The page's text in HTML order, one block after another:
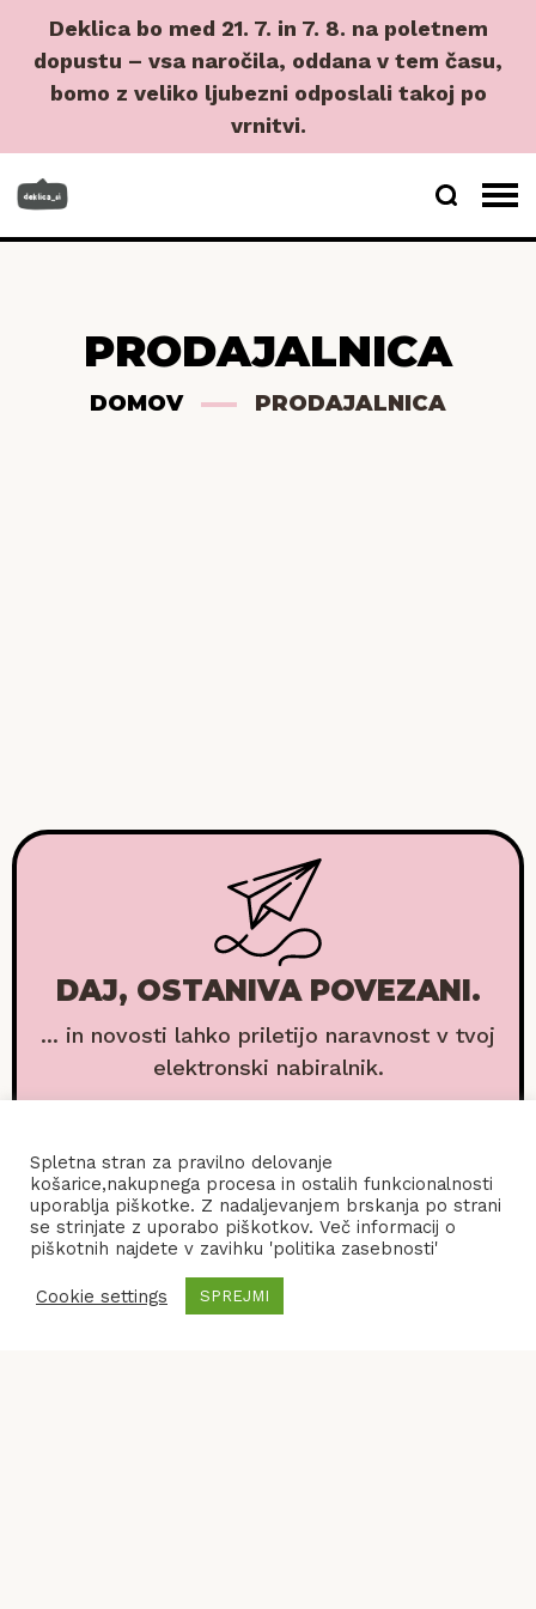
Deklica bo med 21. 7. in 7. 8. na poletnem
dopustu – vsa naročila, oddana v tem času,
bomo z veliko ljubezni odposlali takoj po
vrnitvi.
PRODAJALNICA
DOMOV PRODAJALNICA
DAJ, OSTANIVA POVEZANI.
... in novosti lahko priletijo naravnost v tvoj
elektronski nabiralnik.
Spletna stran za pravilno delovanje
košarice,nakupnega procesa in ostalih funkcionalnosti
uporablja piškotke. Z nadaljevanjem brskanja po strani
se strinjate z uporabo piškotkov. Več informacij o
piškotnih najdete v zavihku 'politika zasebnosti'
Cookie settings SPREJMI